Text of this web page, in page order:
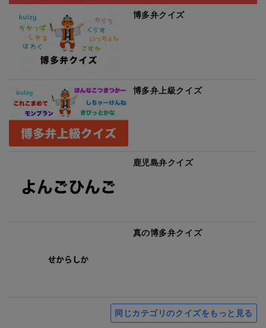
博多弁クイズ
博多弁上級クイズ
鹿児島弁クイズ
真の博多弁クイズ
同じカテゴリのクイズをもっと見る